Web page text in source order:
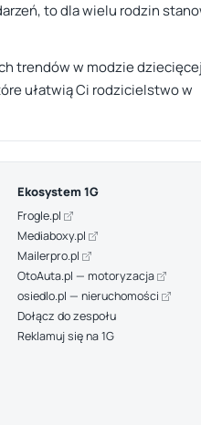
to dla wielu rodzin
trendów w modzie
ułatwią Ci rodzicielstwo w
Ekosystem 1G
Frogle.pl
Mediaboxy.pl
Mailerpro.pl
OtoAuta.pl — motoryzacja
osiedlo.pl — nieruchomości
Dołącz do zespołu
Reklamuj się na 1G